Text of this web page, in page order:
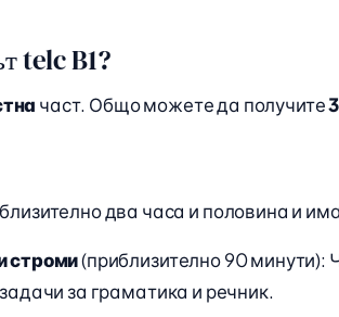
telc B1?
част. Общо можете да получите
два часа и половина и
строми(приблизително 90 минути):
за граматика и речник.